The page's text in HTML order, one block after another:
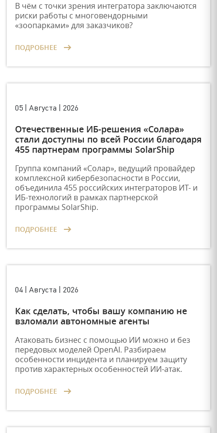
В чём с точки зрения интегратора заключаются
риски работы с многовендорными
«зоопарками» для заказчиков?
ПОДРОБНЕЕ
05 | Августа | 2026
Отечественные ИБ-решения «Солара»
стали доступны по всей России благодаря
455 партнерам программы SolarShip
Группа компаний «Солар», ведущий провайдер
комплексной кибербезопасности в России,
объединила 455 российских интеграторов ИТ- и
ИБ-технологий в рамках партнерской
программы SolarShip.
ПОДРОБНЕЕ
04 | Августа | 2026
Как сделать, чтобы вашу компанию не
взломали автономные агенты
Атаковать бизнес с помощью ИИ можно и без
передовых моделей OpenAI. Разбираем
особенности инцидента и планируем защиту
против характерных особенностей ИИ-атак.
ПОДРОБНЕЕ